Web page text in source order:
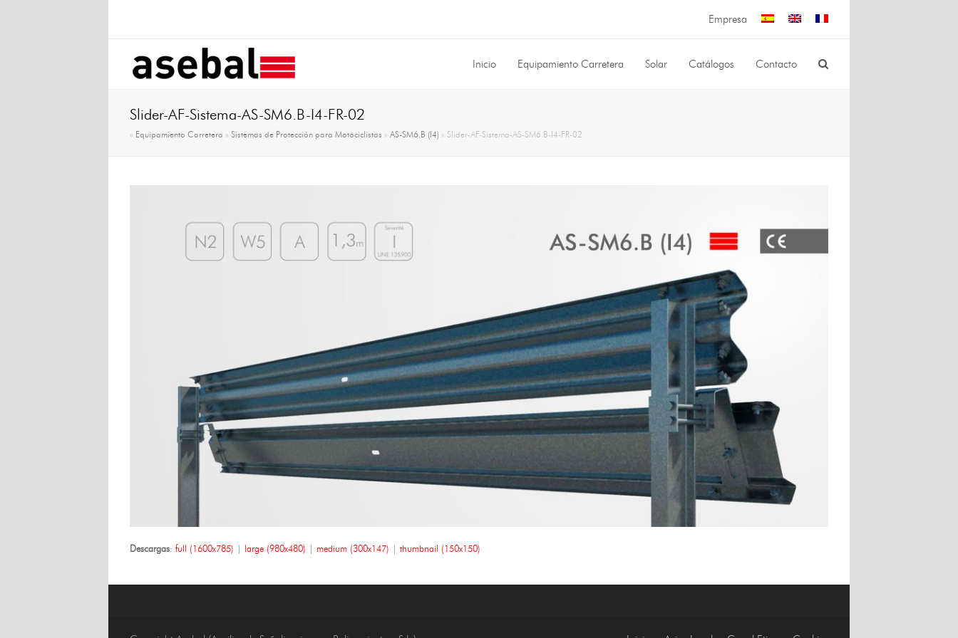
Empresa
Inicio Equipamiento Carretera Solar Catálogos Contacto
Slider-AF-Sistema-AS-SM6.B-I4-FR-02
» Equipamiento Carretera » Sistemas de Protección para Motociclistas » AS-SM6.B (I4) » Slider-AF-Sistema-AS-SM6.B-I4-FR-02
Descargas: full (1600x785) | large (980x480) | medium (300x147) | thumbnail (150x150)